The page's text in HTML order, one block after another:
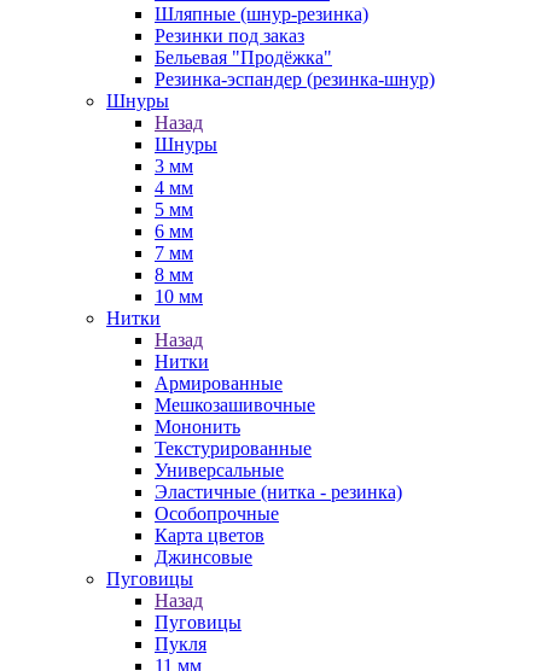
Шляпные (шнур-резинка)
Резинки под заказ
Бельевая "Продёжка"
Резинка-эспандер (резинка-шнур)
Шнуры
Назад
Шнуры
3 мм
4 мм
5 мм
6 мм
7 мм
8 мм
10 мм
Нитки
Назад
Нитки
Армированные
Мешкозашивочные
Мононить
Текстурированные
Универсальные
Эластичные (нитка - резинка)
Особопрочные
Карта цветов
Джинсовые
Пуговицы
Назад
Пуговицы
Пукля
11 мм